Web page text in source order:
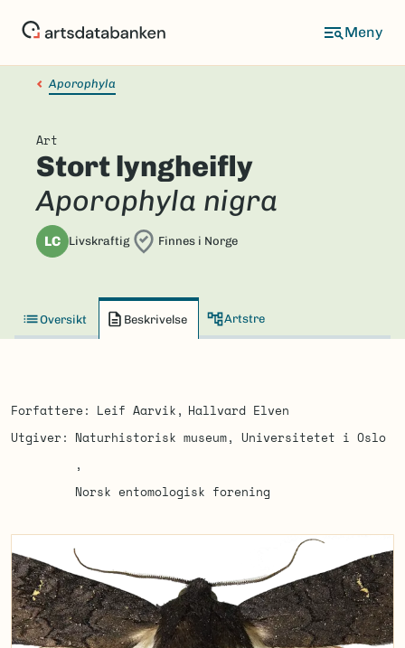
Aporophyla
Art
Stort lyngheifly
Aporophyla nigra
LC Livskraftig Finnes i Norge
Oversikt Beskrivelse Artstre
Forfattere Leif Aarvik
Hallvard Elven
Utgiver
Naturhistorisk museum, Universitetet i Oslo
Norsk entomologisk forening